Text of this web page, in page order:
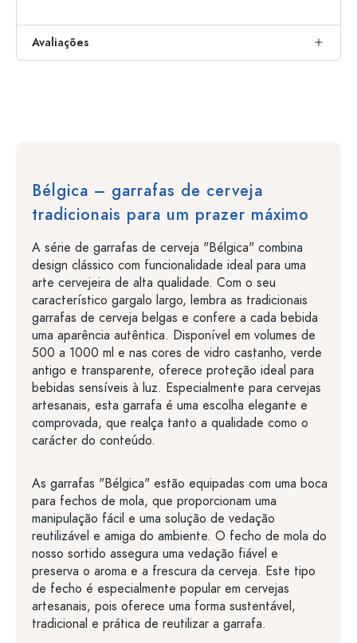
Avaliações
Bélgica – garrafas de cerveja
tradicionais para um prazer máximo
A série de garrafas de cerveja "Bélgica" combina
design clássico com funcionalidade ideal para uma
arte cervejeira de alta qualidade. Com o seu
característico gargalo largo, lembra as tradicionais
garrafas de cerveja belgas e confere a cada bebida
uma aparência autêntica. Disponível em volumes de
500 a 1000 ml e nas cores de vidro castanho, verde
antigo e transparente, oferece proteção ideal para
bebidas sensíveis à luz. Especialmente para cervejas
artesanais, esta garrafa é uma escolha elegante e
comprovada, que realça tanto a qualidade como o
carácter do conteúdo.
As garrafas "Bélgica" estão equipadas com uma boca
para fechos de mola, que proporcionam uma
manipulação fácil e uma solução de vedação
reutilizável e amiga do ambiente. O fecho de mola do
nosso sortido assegura uma vedação fiável e
preserva o aroma e a frescura da cerveja. Este tipo
de fecho é especialmente popular em cervejas
artesanais, pois oferece uma forma sustentável,
tradicional e prática de reutilizar a garrafa.